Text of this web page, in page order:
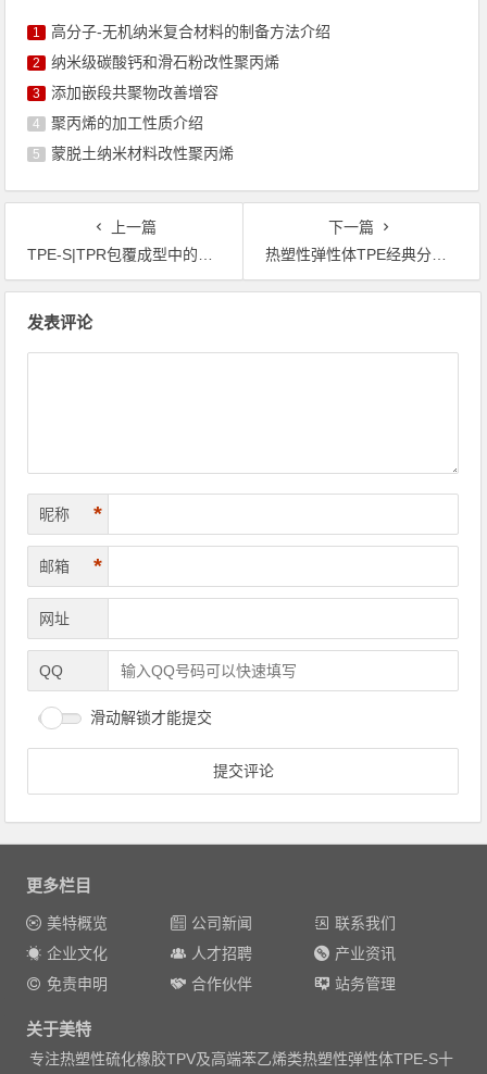
1 高分子-无机纳米复合材料的制备方法介绍
2 纳米级碳酸钙和滑石粉改性聚丙烯
3 添加嵌段共聚物改善增容
4 聚丙烯的加工性质介绍
5 蒙脱土纳米材料改性聚丙烯
上一篇
TPE-S|TPR包覆成型中的硬胶（ABS、PP）件变形问题
下一篇
热塑性弹性体TPE经典分类（带图）
发表评论
昵称 *
邮箱 *
网址
QQ
滑动解锁才能提交
更多栏目
美特概览 公司新闻
联系我们
企业文化
人才招聘
产业资讯
免责申明
合作伙伴 站务管理
关于美特
专注热塑性硫化橡胶TPV及高端苯乙烯类热塑性弹性体TPE-S十